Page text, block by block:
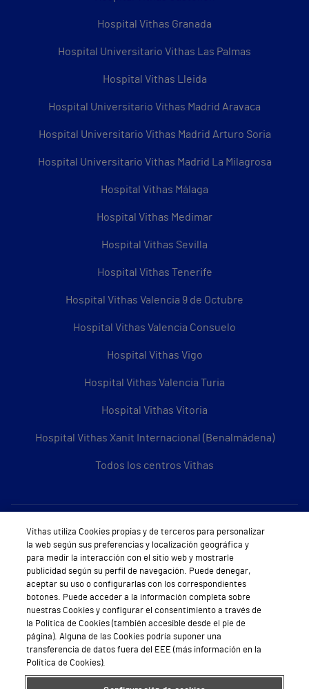
Hospital Vithas Granada
Hospital Universitario Vithas Las Palmas
Hospital Vithas Lleida
Hospital Universitario Vithas Madrid Aravaca
Hospital Universitario Vithas Madrid Arturo Soria
Hospital Universitario Vithas Madrid La Milagrosa
Hospital Vithas Málaga
Hospital Vithas Medimar
Hospital Vithas Sevilla
Hospital Vithas Tenerife
Hospital Vithas Valencia 9 de Octubre
Hospital Vithas Valencia Consuelo
Hospital Vithas Vigo
Hospital Vithas Valencia Turia
Hospital Vithas Vitoria
Hospital Vithas Xanit Internacional (Benalmádena)
Todos los centros Vithas
Sobre Vithas
Quiénes somos
Trabajar en Vithas
Teléfono Cita Médica
Teléfono Atención al Cliente
Política de seguridad y salud en el trabajo
Vithas utiliza Cookies propias y de terceros para personalizar
la web según sus preferencias y localización geográfica y
para medir la interacción con el sitio web y mostrarle
publicidad según su perfil de navegación. Puede denegar,
aceptar su uso o configurarlas con los correspondientes
botones. Puede acceder a la información completa sobre
nuestras Cookies y configurar el consentimiento a través de
la Política de Cookies (también accesible desde el pie de
página). Alguna de las Cookies podría suponer una
transferencia de datos fuera del EEE (más información en la
Política de Cookies).